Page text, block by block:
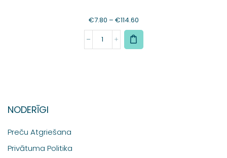
€7.80 – €114.60
NODERĪGI
Preču Atgriešana
Privātuma Politika